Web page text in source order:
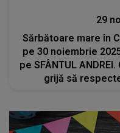
29
Sărbătoare mare în
pe 30 noiembrie
pe SFÂNTUL
grijă să